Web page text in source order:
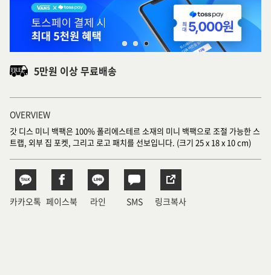
5만원 이상 무료배송
OVERVIEW
갓 디스 미니 백팩은 100% 폴리에스테르 소재의 미니 백팩으로 조절 가능한 스
트랩, 외부 집 포켓, 그리고 로고 패치를 선보입니다. (크기 25 x 18 x 10 cm)
카카오톡 페이스북 라인 SMS 링크복사